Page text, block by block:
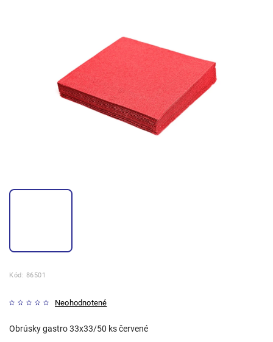
Kód: 86501
Neohodnotené
Obrúsky gastro 33x33/50 ks červené